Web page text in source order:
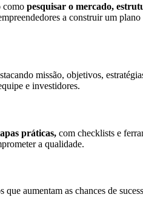
como pesquisar o mercado,
a construir um
missão, objetivos,
e investidores.
práticas, com checklists e
a qualidade.
que aumentam as chances de